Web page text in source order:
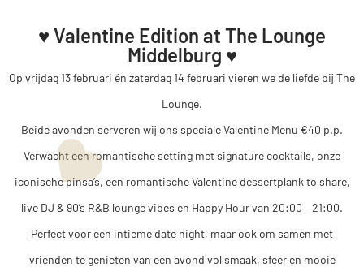
♥️ Valentine Edition at The Lounge
Middelburg ♥️
Op vrijdag 13 februari én zaterdag 14 februari vieren we de liefde bij The
Lounge.
Beide avonden serveren wij ons speciale Valentine Menu €40 p.p.
Verwacht een romantische setting met signature cocktails, onze
iconische pinsa’s, een romantische Valentine dessertplank to share,
live DJ & 90’s R&B lounge vibes en Happy Hour van 20:00 – 21:00.
Perfect voor een intieme date night, maar ook om samen met
vrienden te genieten van een avond vol smaak, sfeer en mooie